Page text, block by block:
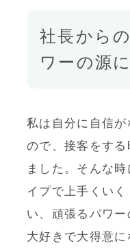
社長から
ワーの源に
私は自分に自信
ので、接客をす
ました。そんな
イプで上手くい
い、頑張るパワ
大好きで大得意